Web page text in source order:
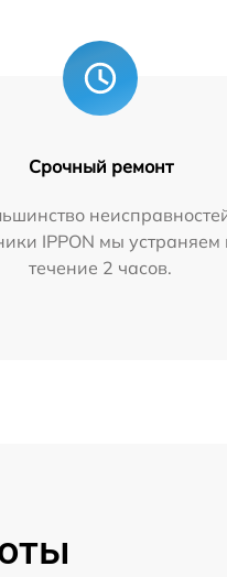
Срочный ремонт
IPPON мы устраняем
течение 2 часов.